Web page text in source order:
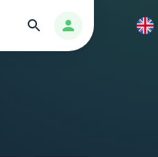
Авторизация
Найти